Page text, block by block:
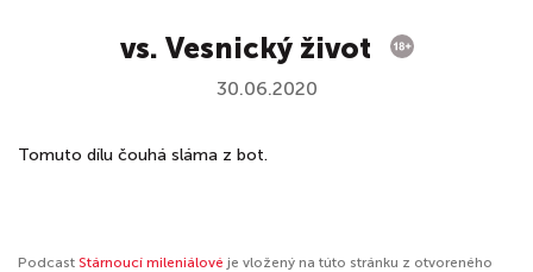
vs. Vesnický život
30.06.2020
Tomuto dílu čouhá sláma z bot.
Podcast Stárnoucí mileniálové je vložený na túto stránku z otvoreného